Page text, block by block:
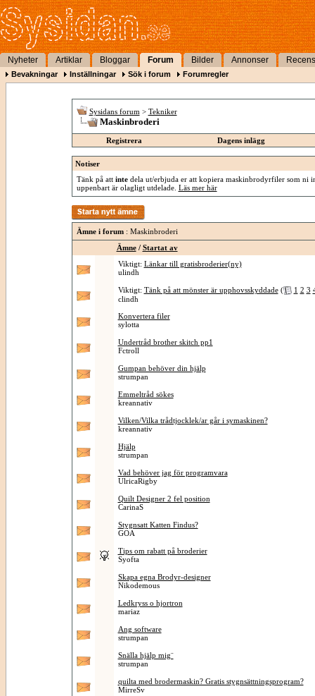
Nyheter Artiklar Bloggar Forum Bilder Annonser
Bevakningar Inställningar Sök i forum Forumregler
Sysidans forum > Tekniker
Maskinbroderi
Registrera Dagens inlägg
Notiser
Tänk på att intedela ut/erbjuda er att kopiera maskinbrodyrfiler som ni
uppenbart är olagligt utdelade. Läs mer här
Ämne i forum: Maskinbroderi
Ämne/ Startat av
Viktigt: Länkar till gratisbroderier(ny)
ulindh
Viktigt: Tänk på att mönster är upphovsskyddade ( 1 2 3
clindh
Konvertera filer
sylotta
Undertråd brother skitch pp1
Fctroll
Gumpan behöver din hjälp
strumpan
Emmeltråd sökes
kreannativ
Vilken/Vilka trådtjocklek/ar går i symaskinen?
kreannativ
Hjälp
strumpan
Vad behöver jag för programvara
UlricaRigby
Quilt Designer 2 fel position
CarinaS
Stygnsatt Katten Findus?
GOA
Tips om rabatt på broderier
Syofta
Skapa egna Brodyr-designer
Nikodemous
Ledkryss o hjortron
mariaz
Ang software
strumpan
Snälla hjälp mig¨
strumpan
quilta med brodermaskin? Gratis stygnsättningsprogram?
MirreSv